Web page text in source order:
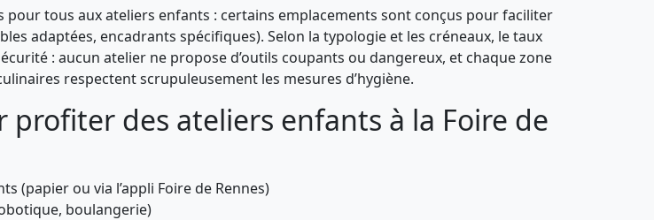
pour tous aux ateliers enfants : certains emplacements sont conçus pour faciliter
adaptées, encadrants spécifiques). Selon la typologie et les créneaux, le taux
: aucun atelier ne propose d’outils coupants ou dangereux, et chaque zone
respectent scrupuleusement les mesures d’hygiène.
des ateliers enfants à la Foire de
(papier ou via l’appli Foire de Rennes)
boulangerie)